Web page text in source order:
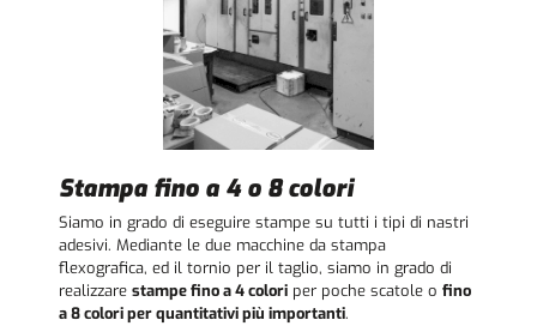
Stampa fino a 4 o 8 colori
Siamo in grado di eseguire stampe su tutti i tipi di nastri
adesivi. Mediante le due macchine da stampa
flexografica, ed il tornio per il taglio, siamo in grado di
realizzare stampe fino a 4 coloriper poche scatole o fino
a 8 colori per quantitativi più importanti.